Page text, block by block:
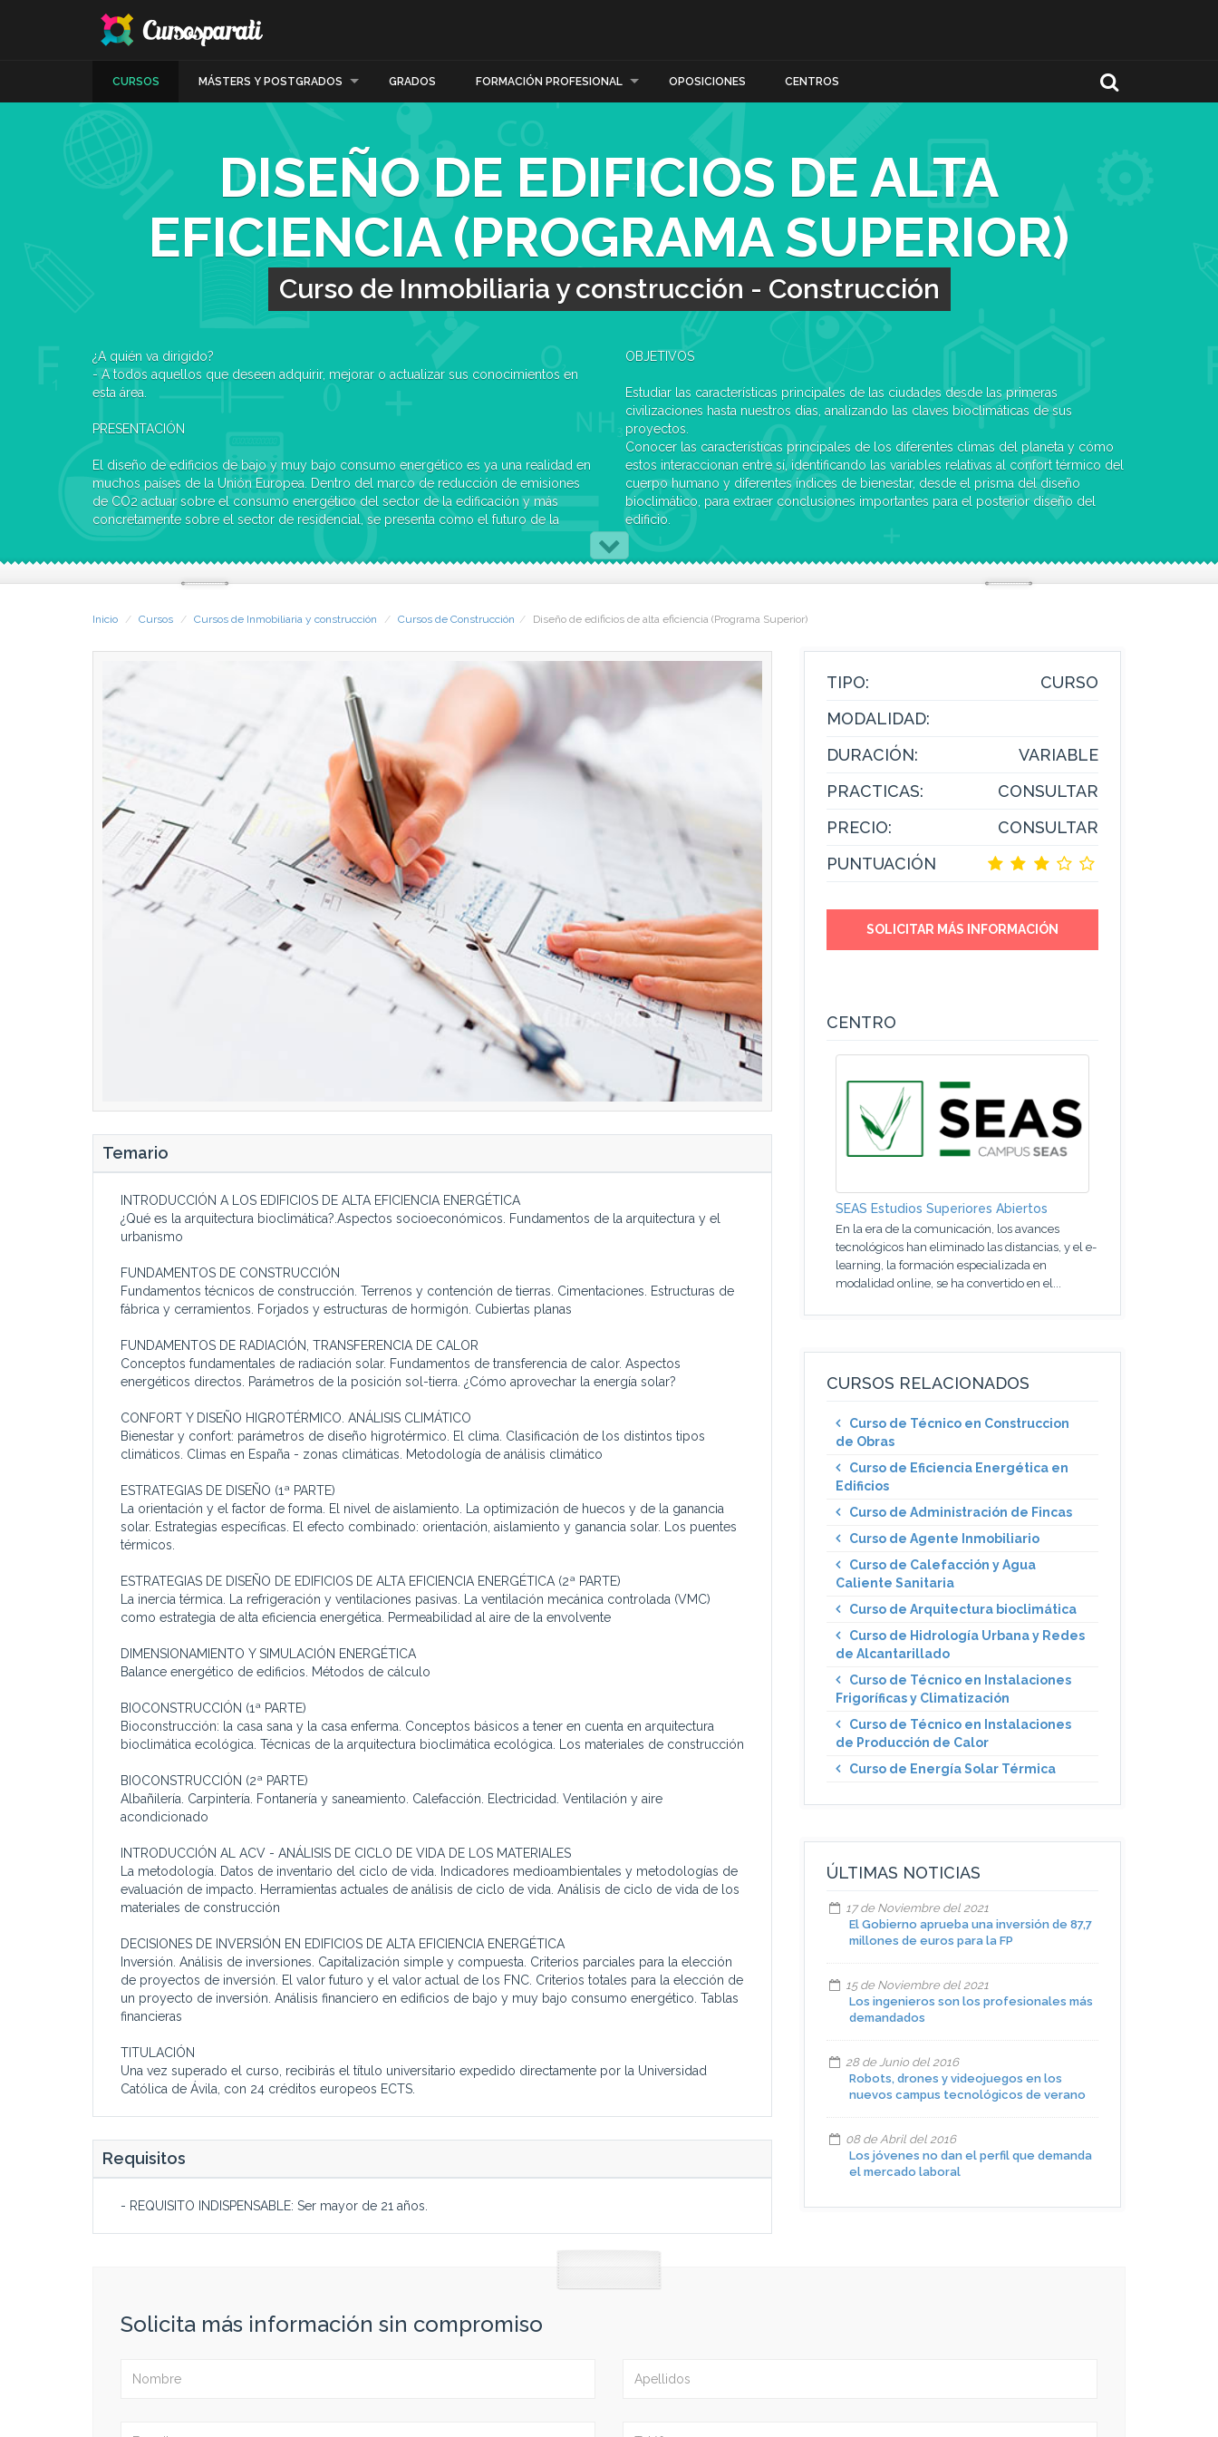
CURSOS MÁSTERS Y POSTGRADOS GRADOS FORMACIÓN PROFESIONAL OPOSICIONES CENTROS
DISEÑO DE EDIFICIOS DE ALTA
EFICIENCIA (PROGRAMA SUPERIOR)
Curso de Inmobiliaria y construcción - Construcción
¿A quién va dirigido?
- A todos aquellos que deseen adquirir, mejorar o actualizar sus conocimientos en
esta área.
PRESENTACIÓN
El diseño de edificios de bajo y muy bajo consumo energético es ya una realidad en
muchos países de la Unión Europea. Dentro del marco de reducción de emisiones
de CO2 actuar sobre el consumo energético del sector de la edificación y más
concretamente sobre el sector de residencial, se presenta como el futuro de la
edificación en la UE. Por tanto, es el momento de estar preparado.
Aprender a analizar el clima, a definir las estrategias bioclimáticas más adecuadas, a
ecológica y en el cálculo del análisis del ciclo del vida del edificio, garantizan
OBJETIVOS
Estudiar las características principales de las ciudades desde las primeras
civilizaciones hasta nuestros días, analizando las claves bioclimáticas de sus
proyectos.
Conocer las características principales de los diferentes climas del planeta y cómo
estos interaccionan entre sí, identificando las variables relativas al confort térmico del
cuerpo humano y diferentes índices de bienestar, desde el prisma del diseño
bioclimático, para extraer conclusiones importantes para el posterior diseño del
edificio.
Aprender una metodología de análisis climático que nos permita la elaboración e
interpretación de las diferentes herramientas de análisis higrotérmico.
del ciclo de vida del edificio.
climático.
Inicio Cursos Cursos de Inmobiliaria y construcción Cursos de Construcción Diseño de edificios de alta eficiencia (Programa Superior)
Temario
INTRODUCCIÓN A LOS EDIFICIOS DE ALTA EFICIENCIA ENERGÉTICA
¿Qué es la arquitectura bioclimática?.Aspectos socioeconómicos. Fundamentos de la arquitectura y el
urbanismo
FUNDAMENTOS DE CONSTRUCCIÓN
Fundamentos técnicos de construcción. Terrenos y contención de tierras. Cimentaciones. Estructuras de
fábrica y cerramientos. Forjados y estructuras de hormigón. Cubiertas planas
FUNDAMENTOS DE RADIACIÓN, TRANSFERENCIA DE CALOR
Conceptos fundamentales de radiación solar. Fundamentos de transferencia de calor. Aspectos
energéticos directos. Parámetros de la posición sol-tierra. ¿Cómo aprovechar la energía solar?
CONFORT Y DISEÑO HIGROTÉRMICO. ANÁLISIS CLIMÁTICO
Bienestar y confort: parámetros de diseño higrotérmico. El clima. Clasificación de los distintos tipos
climáticos. Climas en España - zonas climáticas. Metodología de análisis climático
ESTRATEGIAS DE DISEÑO (1ª PARTE)
La orientación y el factor de forma. El nivel de aislamiento. La optimización de huecos y de la ganancia
solar. Estrategias específicas. El efecto combinado: orientación, aislamiento y ganancia solar. Los puentes
térmicos.
ESTRATEGIAS DE DISEÑO DE EDIFICIOS DE ALTA EFICIENCIA ENERGÉTICA (2ª PARTE)
La inercia térmica. La refrigeración y ventilaciones pasivas. La ventilación mecánica controlada (VMC)
como estrategia de alta eficiencia energética. Permeabilidad al aire de la envolvente
DIMENSIONAMIENTO Y SIMULACIÓN ENERGÉTICA
Balance energético de edificios. Métodos de cálculo
BIOCONSTRUCCIÓN (1ª PARTE)
Bioconstrucción: la casa sana y la casa enferma. Conceptos básicos a tener en cuenta en arquitectura
bioclimática ecológica. Técnicas de la arquitectura bioclimática ecológica. Los materiales de construcción
BIOCONSTRUCCIÓN (2ª PARTE)
Albañilería. Carpintería. Fontanería y saneamiento. Calefacción. Electricidad. Ventilación y aire
acondicionado
INTRODUCCIÓN AL ACV - ANÁLISIS DE CICLO DE VIDA DE LOS MATERIALES
La metodología. Datos de inventario del ciclo de vida. Indicadores medioambientales y metodologías de
evaluación de impacto. Herramientas actuales de análisis de ciclo de vida. Análisis de ciclo de vida de los
materiales de construcción
DECISIONES DE INVERSIÓN EN EDIFICIOS DE ALTA EFICIENCIA ENERGÉTICA
Inversión. Análisis de inversiones. Capitalización simple y compuesta. Criterios parciales para la elección
de proyectos de inversión. El valor futuro y el valor actual de los FNC. Criterios totales para la elección de
un proyecto de inversión. Análisis financiero en edificios de bajo y muy bajo consumo energético. Tablas
financieras
TITULACIÓN
Una vez superado el curso, recibirás el título universitario expedido directamente por la Universidad
Católica de Ávila, con 24 créditos europeos ECTS.
Requisitos
- REQUISITO INDISPENSABLE: Ser mayor de 21 años.
TIPO:
CURSO
MODALIDAD:
DURACIÓN:
VARIABLE
PRACTICAS:
CONSULTAR
PRECIO:
CONSULTAR
PUNTUACIÓN
SOLICITAR MÁS INFORMACIÓN
CENTRO
SEAS Estudios Superiores Abiertos
En la era de la comunicación, los avances
tecnológicos han eliminado las distancias, y el e-
learning, la formación especializada en
modalidad online, se ha convertido en el...
CURSOS RELACIONADOS
Curso de Técnico en Construccion
de Obras
Curso de Eficiencia Energética en
Edificios
Curso de Administración de Fincas
Curso de Agente Inmobiliario
Curso de Calefacción y Agua
Caliente Sanitaria
Curso de Arquitectura bioclimática
Curso de Hidrología Urbana y Redes
de Alcantarillado
Curso de Técnico en Instalaciones
Frigoríficas y Climatización
Curso de Técnico en Instalaciones
de Producción de Calor
Curso de Energía Solar Térmica
ÚLTIMAS NOTICIAS
17 de Noviembre del 2021
El Gobierno aprueba una inversión de 87,7
millones de euros para la FP
15 de Noviembre del 2021
Los ingenieros son los profesionales más
demandados
28 de Junio del 2016
Robots, drones y videojuegos en los
nuevos campus tecnológicos de verano
08 de Abril del 2016
Los jóvenes no dan el perfil que demanda
el mercado laboral
Solicita más información sin compromiso